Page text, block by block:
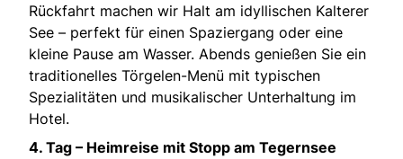
Rückfahrt machen wir Halt am idyllischen Kalterer
See – perfekt für einen Spaziergang oder eine
kleine Pause am Wasser. Abends genießen Sie ein
traditionelles Törgelen-Menü mit typischen
Spezialitäten und musikalischer Unterhaltung im
Hotel.
4. Tag – Heimreise mit Stopp am Tegernsee